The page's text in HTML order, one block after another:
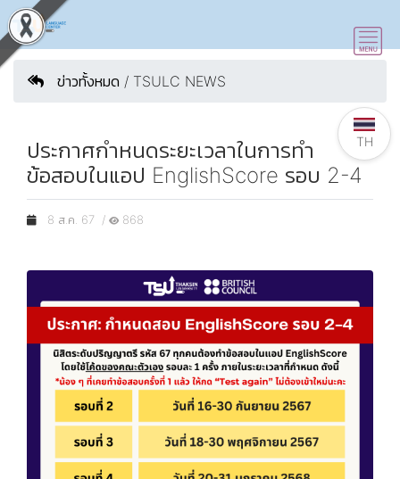
ข่าวทั้งหมด / TSULC NEWS
ประกาศกำหนดระยะเวลาในการทำ
ข้อสอบในแอป EnglishScore รอบ 2-4
8 ส.ค. 67 / 868
TH